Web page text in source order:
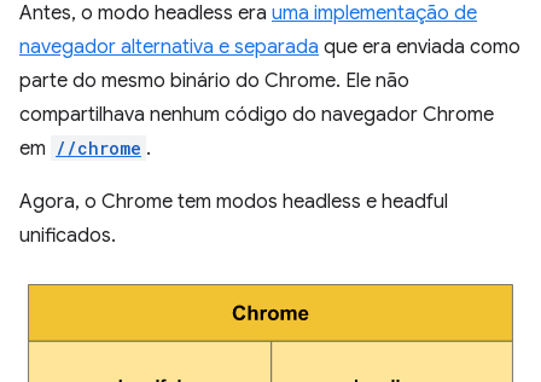
Antes, o modo headless era uma implementação de
navegador alternativa e separada que era enviada como
parte do mesmo binário do Chrome. Ele não
compartilhava nenhum código do navegador Chrome
em //chrome .
Agora, o Chrome tem modos headless e headful
unificados.